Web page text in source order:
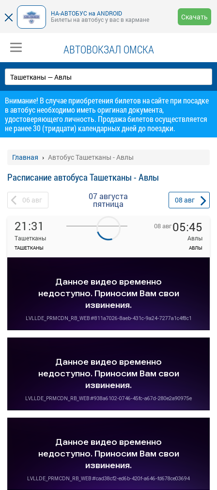
НА-АВТОБУС на ANDROID
Билеты на автобус у вас в кармане
Скачать
АВТОВОКЗАЛ ОМСКА
Внимание! В случае приобретения билетов на сайте при посадке
в автобус необходимо иметь оригинал документа,
удостоверяющего личность. Продажа билетов осуществляется
не ранее 30 (тридцати) календарных дней до поездки.
Главная Автобус Ташетканы - Авлы
Расписание автобуса Ташетканы - Авлы
06 авг 07 августа
пятница 08 авг
21:31
Ташетканы
ТАШЕТКАНЫ
08 авг05:45
Авлы
АВЛЫ
Детали рейса
Подробнее
—